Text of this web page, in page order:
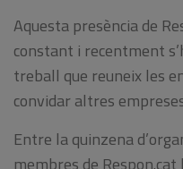
Aquesta presència de
constant i recentment
treball que reuneix les
convidar altres
Entre la quinzena